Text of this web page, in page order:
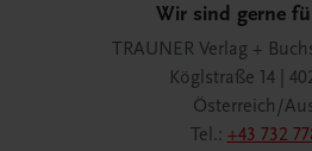
Wir sind gerne
TRAUNER Verlag +
Köglstraße 14 |
Österreich/
Tel.: +43 732